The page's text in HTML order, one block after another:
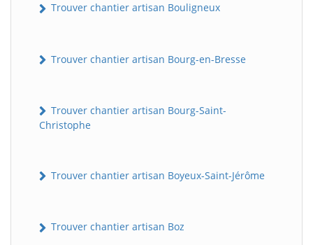
Trouver chantier artisan Bouligneux
Trouver chantier artisan Bourg-en-Bresse
Trouver chantier artisan Bourg-Saint-
Christophe
Trouver chantier artisan Boyeux-Saint-Jérôme
Trouver chantier artisan Boz